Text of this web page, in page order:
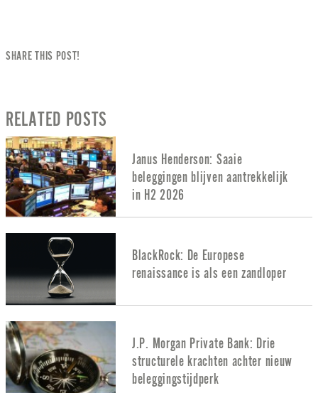
SHARE THIS POST!
RELATED POSTS
Janus Henderson: Saaie
beleggingen blijven aantrekkelijk
in H2 2026
BlackRock: De Europese
renaissance is als een zandloper
J.P. Morgan Private Bank: Drie
structurele krachten achter nieuw
beleggingstijdperk